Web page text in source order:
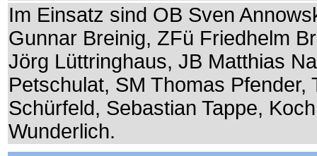
Im Einsatz sind OB Sven
Gunnar Breinig, ZFü Friedhelm
Jörg Lüttringhaus, JB Matthias
Petschulat, SM Thomas
Schürfeld, Sebastian Tappe,
Wunderlich.